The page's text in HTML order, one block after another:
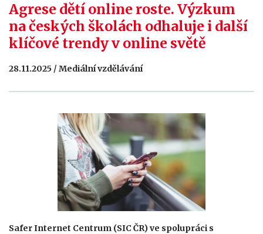
Agrese dětí online roste. Výzkum
na českých školách odhaluje i další
klíčové trendy v online světě
28.11.2025 / Mediální vzdělávání
Safer Internet Centrum (SIC ČR) ve spolupráci s